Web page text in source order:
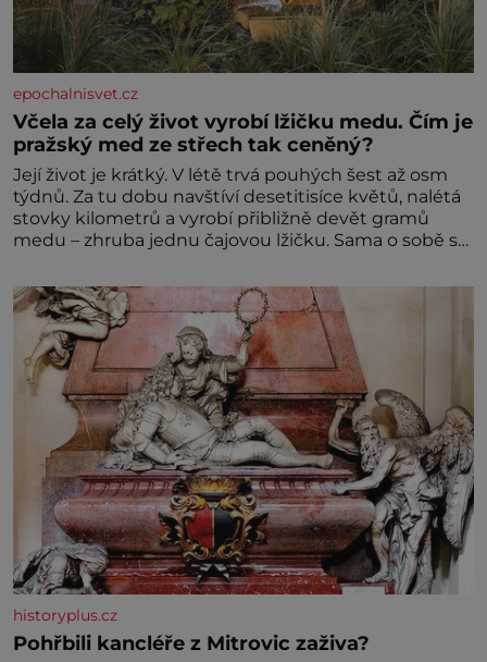
epochalnisvet.cz
Včela za celý život vyrobí lžičku medu. Čím je
pražský med ze střech tak ceněný?
Její život je krátký. V létě trvá pouhých šest až osm
týdnů. Za tu dobu navštíví desetitisíce květů, nalétá
stovky kilometrů a vyrobí přibližně devět gramů
medu – zhruba jednu čajovou lžičku. Sama o sobě se
dalšími desítkami tisíc příslušnic svého včelstva,
vznikne jeden z nejdokonalejších organismů
historyplus.cz
Pohřbili kancléře z Mitrovic zaživa?